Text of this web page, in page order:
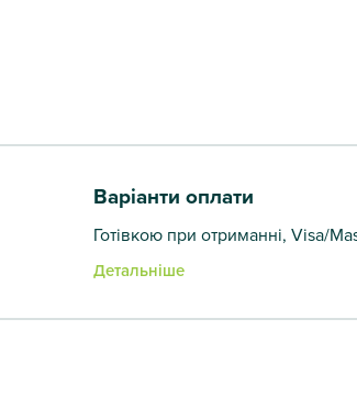
Варіанти оплати
Готівкою при отриманні, Visa/
Детальніше